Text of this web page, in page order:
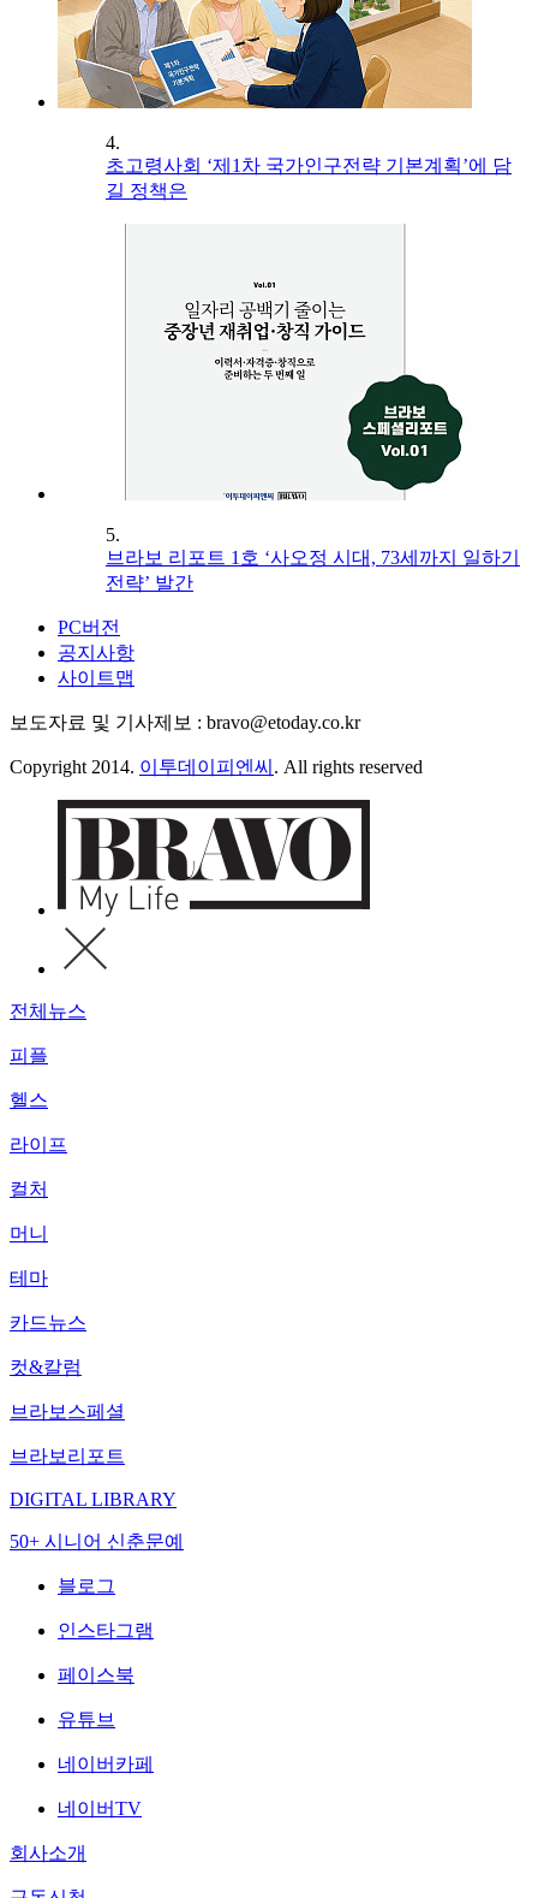
4.
초고령사회 ‘제1차 국가인구전략 기본계획’에 담
길 정책은
5.
브라보 리포트 1호 ‘사오정 시대, 73세까지 일하기
전략’ 발간
PC버전
공지사항
사이트맵
보도자료 및 기사제보 : bravo@etoday.co.kr
Copyright 2014. 이투데이피엔씨 . All rights reserved
전체뉴스
피플
헬스
라이프
컬처
머니
테마
카드뉴스
컷&칼럼
브라보스페셜
브라보리포트
DIGITAL LIBRARY
50+ 시니어 신춘문예
블로그
인스타그램
페이스북
유튜브
네이버카페
네이버TV
회사소개